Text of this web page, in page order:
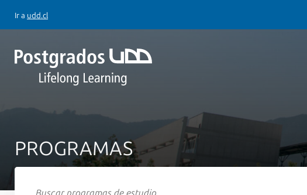
Ir a udd.cl
PROGRAMAS